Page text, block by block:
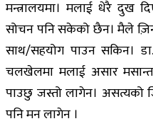
मन्त्रालयमा। मलाई धेरै दुख
सोचन पनि सकेको छैन। मैले
साथ/सहयोग पाउन सकिन।
चलखेलमा मलाई असार
पाउछु जस्तो लागेन। असत्यको
पनि मन लागेन ।